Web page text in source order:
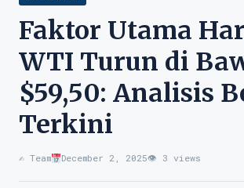
Faktor Utama
WTI Turun di
$59,50: Analisis
Terkini
✍️ Team December 2, 2025👁 3 views